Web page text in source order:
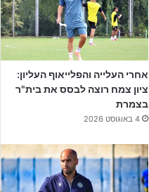
אחרי העלייה והפלייאוף העליון:
ציון צמח רוצה לבסס את בית"ר
בצמרת
4 באוגוסט 2026